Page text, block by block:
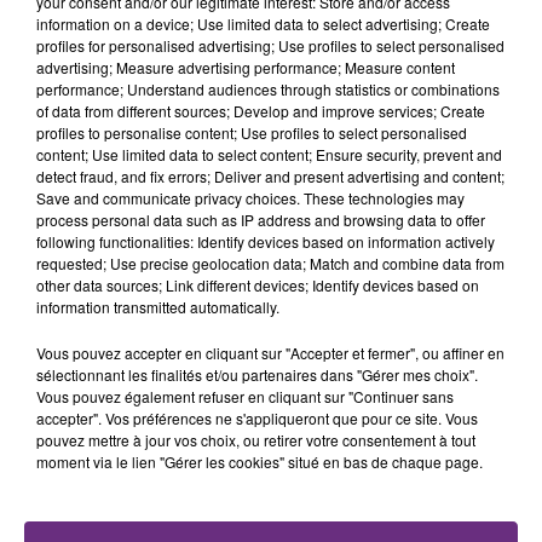
SI TOUT LE MONDE FAIT ÇA, MOI L'ANNÉE
PROCHAINE JE VENDANGE EN...
La vendange en Champagne a débuté ce jeudi 6
août dans la commune de Montgueux (Aube). Du
jamais vu !
L'INSPECTION DU TRAVAIL RAPPELLE À
L'ORDRE SUR LES CONDITIONS DE...
Alors que les dates de début des vendange 2026
information on a device; Use limited data to select advertising; Create
profiles for personalised advertising; Use profiles to select personalised
advertising; Measure advertising performance; Measure content
performance; Understand audiences through statistics or combinations
of data from different sources; Develop and improve services; Create
profiles to personalise content; Use profiles to select personalised
content; Use limited data to select content; Ensure security, prevent and
detect fraud, and fix errors; Deliver and present advertising and content;
Save and communicate privacy choices. These technologies may
process personal data such as IP address and browsing data to offer
following functionalities: Identify devices based on information actively
requested; Use precise geolocation data; Match and combine data from
other data sources; Link different devices; Identify devices based on
information transmitted automatically.
Vous pouvez accepter en cliquant sur "Accepter et fermer", ou affiner en
sélectionnant les finalités et/ou partenaires dans "Gérer mes choix".
Vous pouvez également refuser en cliquant sur "Continuer sans
accepter". Vos préférences ne s'appliqueront que pour ce site. Vous
pouvez mettre à jour vos choix, ou retirer votre consentement à tout
moment via le lien "Gérer les cookies" situé en bas de chaque page.